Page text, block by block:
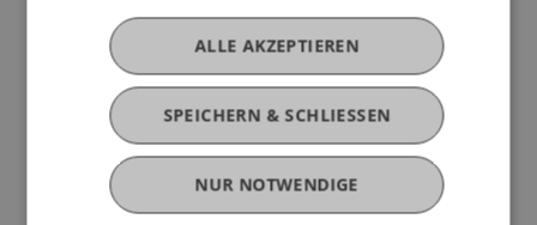
selbstbewusster und ausdrucksstärker, als ich es
je für möglich gehalten hätte. Selbst wenn ich
Fehler mache, kann ich immer noch klar
ausdrücken, was ich denke und fühle. Ich schäme
mich nicht mehr für meine Englischkenntnisse.
Ich habe gelernt, dass gute Kommunikation nicht
von Perfektion abhängt, sondern von Offenheit,
SPEICHERN & SCHLIESSEN
ALLE AKZEPTIEREN
NUR NOTWENDIGE